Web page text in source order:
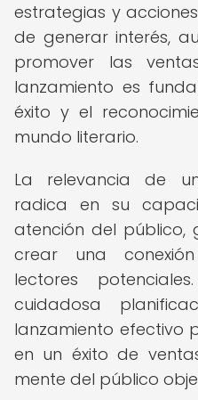
estrategias y
de generar interés,
promover las
lanzamiento es
éxito y el
mundo literario.
La relevancia de
radica en su
atención del público,
crear una
lectores
cuidadosa
lanzamiento efectivo
en un éxito de
mente del público